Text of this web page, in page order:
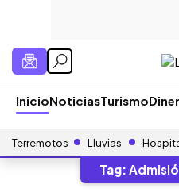
InicioNoticiasTurismo
Terremotos Lluvias
Tag: